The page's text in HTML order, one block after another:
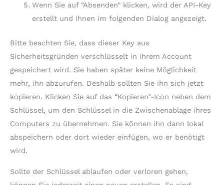
Wenn Sie auf “Absenden” klicken, wird der API-Key
erstellt und Ihnen im folgenden Dialog angezeigt.
Bitte beachten Sie, dass dieser Key aus
Sicherheitsgründen verschlüsselt in Ihrem Account
gespeichert wird. Sie haben später keine Möglichkeit
mehr, ihn abzurufen. Deshalb sollten Sie ihn sich jetzt
kopieren. Klicken Sie auf das “Kopieren”-Icon neben dem
Schlüssel, um den Schlüssel in die Zwischenablage ihres
Computers zu übernehmen. Sie können ihn dann lokal
abspeichern oder dort wieder einfügen, wo er benötigt
wird.
Sollte der Schlüssel ablaufen oder verloren gehen,